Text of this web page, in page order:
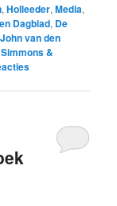
,Holleeder,Media,
Dagblad, De
John van den
Simmons &